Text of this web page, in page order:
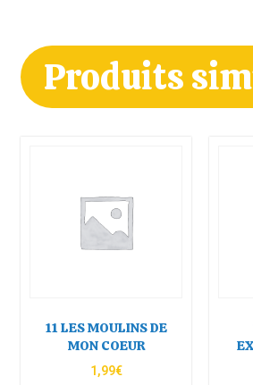
Produits
11 LES MOULINS DE
MON COEUR
1,99€